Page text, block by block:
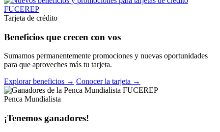
Tarjeta de crédito
Beneficios que crecen con vos
Sumamos permanentemente promociones y nuevas oportunidades
para que aproveches más tu tarjeta.
Explorar beneficios → Conocer la tarjeta →
Penca Mundialista
¡Tenemos ganadores!